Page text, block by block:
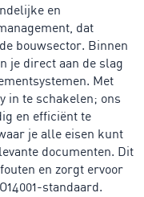
en
dat
bouwsector. Binnen
je direct aan de slag
Met
in te schakelen; ons
en efficiënt te
je alle eisen kunt
documenten. Dit
en zorgt ervoor
standaard.